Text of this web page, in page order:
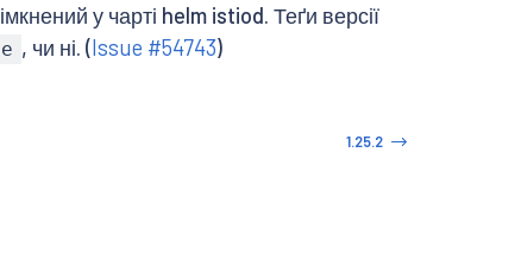
у чарті helm istiod. Теґи версії
, чи ні. (Issue #54743)
1.25.2